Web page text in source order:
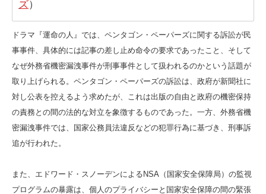
ズ）
ドラマ『運命の人』では、ペンタゴン・ペーパーズに関する訴訟が民
事事件、具体的には記事の差し止め命令の要求であったこと、そして
なぜ外務省機密漏洩事件が刑事事件として扱われるのかという話題が
取り上げられる。ペンタゴン・ペーパーズの訴訟は、政府が新聞社に
対し公表を控えるよう求めたが、これは出版の自由と政府の機密保持
の責務との間の法的な対立を象徴するものであった。一方、外務省機
密漏洩事件では、国家公務員法違反などの犯罪行為に基づき、刑事訴
追が行われた。
また、エドワード・スノーデンによるNSA（国家安全保障局）の監視
プログラムの暴露は、個人のプライバシーと国家安全保障の間の緊張